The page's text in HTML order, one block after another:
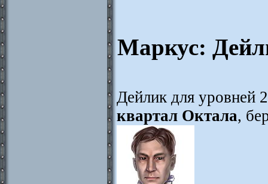
Маркус:
Дейлик для уровней
квартал Октала,